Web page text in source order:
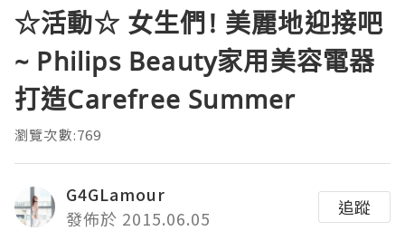
☆活動☆ 女生們! 美麗地迎接吧
~ Philips Beauty家用美容電器
打造Carefree Summer
瀏覽次數:769
G4GLamour
發佈於 2015.06.05
追蹤